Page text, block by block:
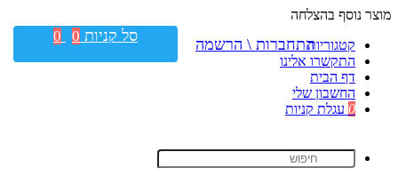
מוצר נוסף בהצלחה
קטגוריות
התקשרו אלינו
דף הבית
החשבון שלי
0 עגלת קניות
התחברות \ הרשמה סל קניות 0
0